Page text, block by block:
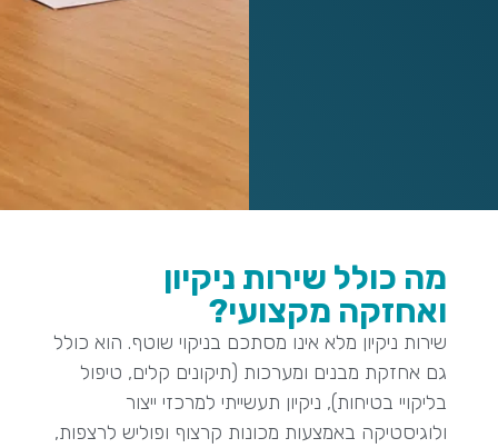
מה כולל שירות ניקיון
ואחזקה מקצועי?
שירות ניקיון מלא אינו מסתכם בניקוי שוטף. הוא כולל
גם אחזקת מבנים ומערכות (תיקונים קלים, טיפול
בליקויי בטיחות), ניקיון תעשייתי למרכזי ייצור
ולוגיסטיקה באמצעות מכונות קרצוף ופוליש לרצפות,